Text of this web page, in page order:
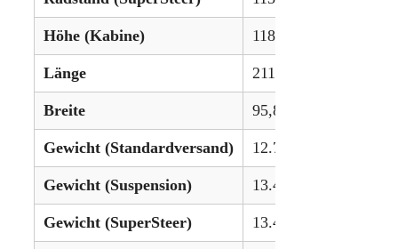
Höhe (Kabine) 118,5 in (300 cm)
Länge 211 in (535 cm)
Breite 95,8 in (243 cm)
Gewicht (Standardversand) 12.787 lbs (5.800 kg)
Gewicht (Suspension) 13.448 lbs (6.100 kg)
Gewicht (SuperSteer) 13.404 lbs (6.080 kg)